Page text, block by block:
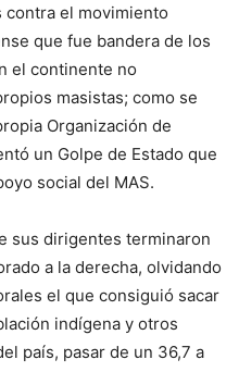
contra el movimiento
que fue bandera de los
el continente no
masistas; como se
Organización de
un Golpe de Estado que
social del MAS.
sus dirigentes terminaron
a la derecha, olvidando
el que consiguió sacar
indígena y otros
país, pasar de un 36,7 a